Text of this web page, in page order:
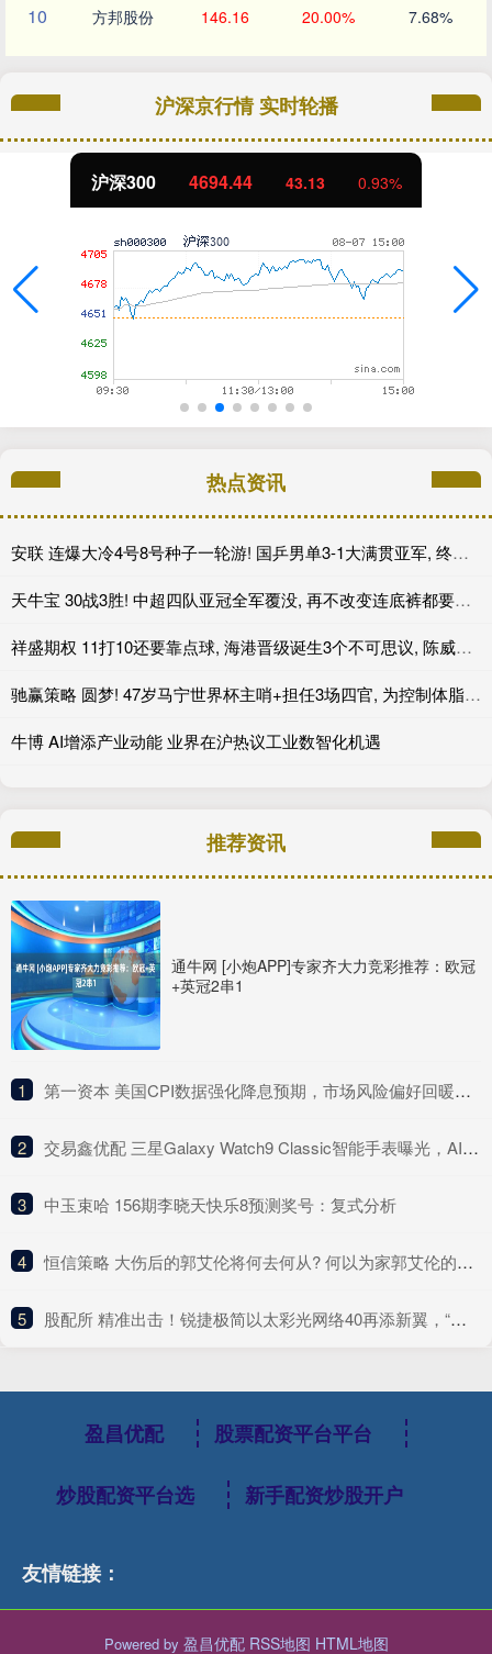
10 方邦股份 146.16 20.00% 7.68%
沪深京行情 实时轮播
沪深300 4694.44 43.13 0.93%
热点资讯
安联 连爆大冷4号8号种子一轮游! 国乒男单3-1大满贯亚军, 终于首胜了
天牛宝 30战3胜! 中超四队亚冠全军覆没, 再不改变连底裤都要输没了
祥盛期权 11打10还要靠点球, 海港晋级诞生3个不可思议, 陈威立下大功
驰赢策略 圆梦! 47岁马宁世界杯主哨+担任3场四官, 为控制体脂率不吃红肉!
牛博 AI增添产业动能 业界在沪热议工业数智化机遇
推荐资讯
通牛网 [小炮APP]专家齐大力竞彩推荐：欧冠
+英冠2串1
1 ​第一资本 美国CPI数据强化降息预期，市场风险偏好回暖抑制避险需求，黄金价格窄幅震荡等待突破
2 ​交易鑫优配 三星Galaxy Watch9 Classic智能手表曝光，AI智能洞察佩戴者健康
3 ​中玉束哈 156期李晓天快乐8预测奖号：复式分析
4 ​恒信策略 大伤后的郭艾伦将何去何从? 何以为家郭艾伦的三种不同人生
5 ​股配所 精准出击！锐捷极简以太彩光网络40再添新翼，“超融合”方案创新而来
盈昌优配 股票配资平台平台
炒股配资平台选 新手配资炒股开户
友情链接：
Powered by 盈昌优配 RSS地图 HTML地图